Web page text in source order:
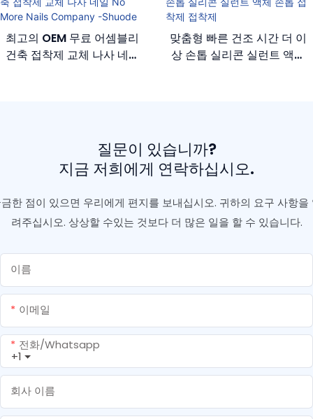
최고의 OEM 무료 어셈블리
건축 접착제 교체 나사 네일
맞춤형 빠른 건조 시간 더 이
상 손톱 실리콘 실런트 액체
질문이 있습니까?
지금 저희에게 연락하십시오.
한 점이 있으면 우리에게 편지를 보내십시오. 귀하의 요구 사항을
려주십시오. 상상할 수있는 것보다 더 많은 일을 할 수 있습니다.
이름
이메일
+1
전화/whatsapp
회사 이름